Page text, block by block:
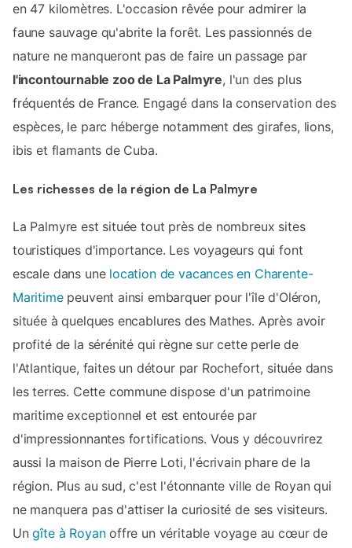
en 47 kilomètres. L'occasion rêvée pour admirer la
faune sauvage qu'abrite la forêt. Les passionnés de
nature ne manqueront pas de faire un passage par
l'incontournable zoo de La Palmyre, l'un des plus
fréquentés de France. Engagé dans la conservation des
espèces, le parc héberge notamment des girafes, lions,
ibis et flamants de Cuba.
Les richesses de la région de La Palmyre
La Palmyre est située tout près de nombreux sites
touristiques d'importance. Les voyageurs qui font
escale dans une location de vacances en Charente-
Maritimepeuvent ainsi embarquer pour l'île d'Oléron,
située à quelques encablures des Mathes. Après avoir
profité de la sérénité qui règne sur cette perle de
l'Atlantique, faites un détour par Rochefort, située dans
les terres. Cette commune dispose d'un patrimoine
maritime exceptionnel et est entourée par
d'impressionnantes fortifications. Vous y découvrirez
aussi la maison de Pierre Loti, l'écrivain phare de la
région. Plus au sud, c'est l'étonnante ville de Royan qui
ne manquera pas d'attiser la curiosité de ses visiteurs.
Ungîte à Royanoffre un véritable voyage au cœur de